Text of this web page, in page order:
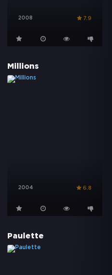
2008 7.9
Millions
2004 6.8
Paulette